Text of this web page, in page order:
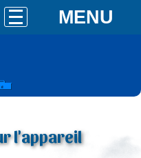
MENU
l'appareil